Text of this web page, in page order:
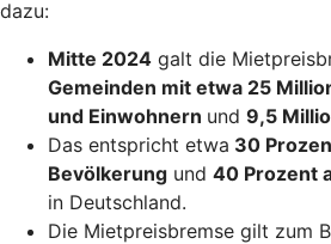
dazu:
Mitte 2024 galt die
Gemeinden mit etwa 25
und Einwohnern und 9,5
Das entspricht etwa 30
Bevölkerung und 40 Prozent
in Deutschland.
Die Mietpreisbremse gilt zum